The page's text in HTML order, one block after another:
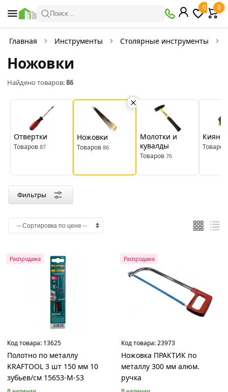
Поиск ..
0 0
Главная Инструменты Столярные инструменты
Ножовки
Найдено товаров:86
Отвертки
Товаров 87
Ножовки
Товаров 86
Молотки и
кувалды
Товаров 76
Товаров
Фильтры
Фильтры
Найдено товаров:86
В
Со
—
Производитель
фиолетовый
Зеленый
Красный
Металл
Распродажа
Код товара: 13625
Полотно по металлу
KRAFTOOL 3 шт 150 мм 10
зубьев/см 15653-M-S3
Распродажа
Код товара:23973
Ножовка ПРАКТИК по
металлу 300 мм алюм.
ручка